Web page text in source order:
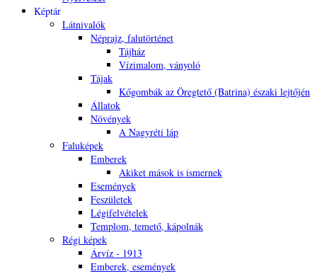
Képtár
Látnivalók
Néprajz, falutörténet
Tájház
Vízimalom, ványoló
Tájak
Kőgombák az Öregtető (Batrina) északi lejtőjén
Állatok
Növények
A Nagyréti láp
Faluképek
Emberek
Akiket mások is ismernek
Események
Feszületek
Légifelvételek
Templom, temető, kápolnák
Régi képek
Árvíz - 1913
Emberek, események